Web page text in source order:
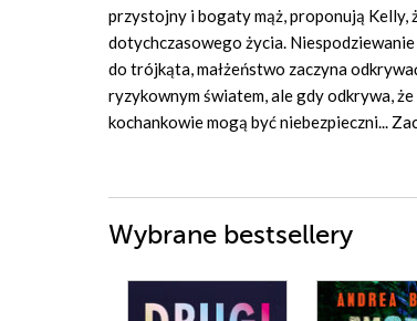
przystojny i bogaty mąż, proponują Kelly,
dotychczasowego życia.
do trójkąta, małżeństwo zaczyna
ryzykownym światem, ale gdy odkrywa,
kochankowie mogą być niebezpieczni...
Wybrane bestsellery